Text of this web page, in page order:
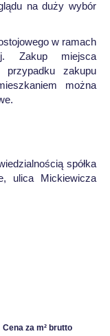
na duży wybór
w ramach
Zakup miejsca
zakupu
można
spółka
ulica Mickiewicza
Cena za m² brutto